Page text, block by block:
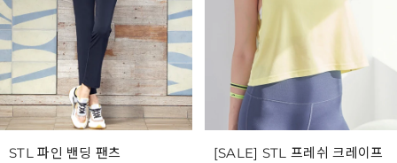
STL 파인 밴딩 팬츠
[SALE] STL 프레쉬 크레이프